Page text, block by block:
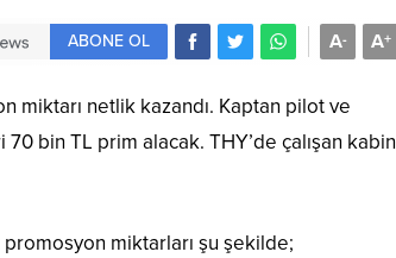
A+
A-
ABONE OL
miktarı netlik kazandı. Kaptan pilot ve
bin TL prim alacak. THY’de çalışan kabin
miktarları şu şekilde;